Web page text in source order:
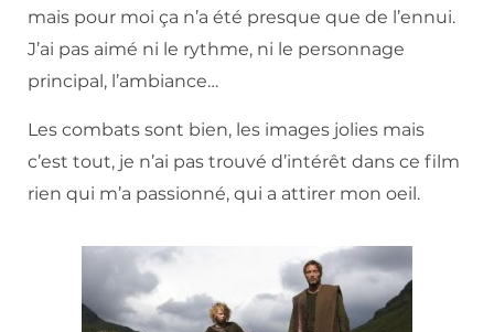
mais pour moi ça n’a été presque que de l’ennui.
J’ai pas aimé ni le rythme, ni le personnage
principal, l’ambiance…
Les combats sont bien, les images jolies mais
c’est tout, je n’ai pas trouvé d’intérêt dans ce film
rien qui m’a passionné, qui a attirer mon oeil.